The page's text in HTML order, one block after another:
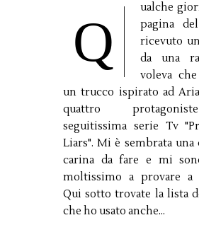
Q
ualche
pagina
ricevuto
da una
voleva
un trucco ispirato ad
quattro
seguitissima serie Tv
Liars". Mi è sembrata una
carina da fare e mi
moltissimo a provare a
Qui sotto trovate la lista
che ho usato anche...